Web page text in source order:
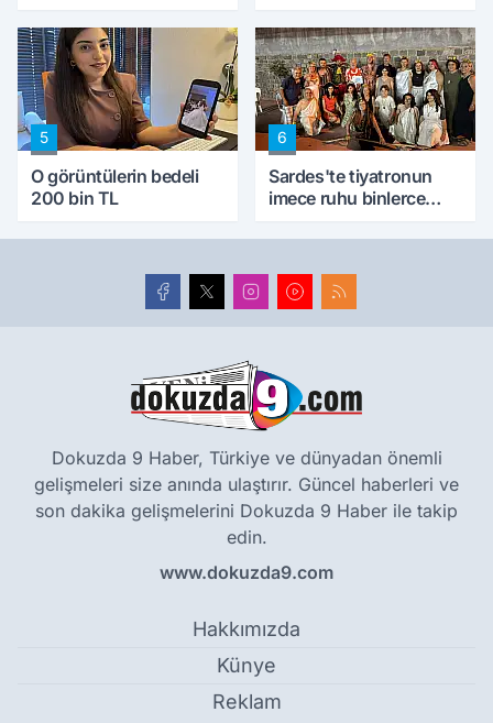
5
O görüntülerin bedeli
200 bin TL
6
Sardes'te tiyatronun
imece ruhu binlerce
Dokuzda 9 Haber, Türkiye ve dünyadan önemli
gelişmeleri size anında ulaştırır. Güncel haberleri ve
son dakika gelişmelerini Dokuzda 9 Haber ile takip
edin.
www.dokuzda9.com
Hakkımızda
Künye
Reklam